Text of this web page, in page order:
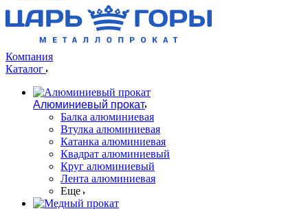
Компания
Каталог
Алюминиевый прокат
Балка алюминиевая
Втулка алюминиевая
Катанка алюминиевая
Квадрат алюминиевый
Круг алюминиевый
Лента алюминиевая
Еще